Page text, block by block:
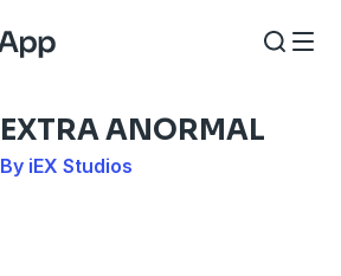
EXTRA ANORMAL
By iEX Studios